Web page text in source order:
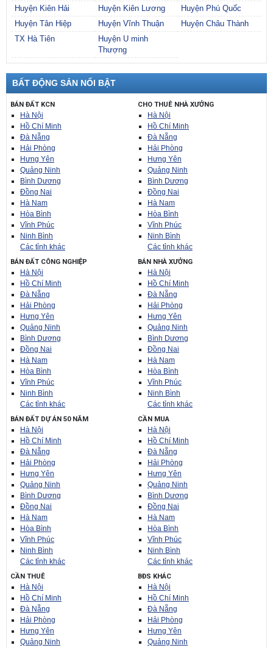
Huyện Kiên Hải
Huyện Kiên Lương
Huyện Phú Quốc
Huyện Tân Hiệp
Huyện Vĩnh Thuận
Huyện Châu Thành
TX Hà Tiên
Huyện U minh
Thượng
BẤT ĐỘNG SẢN NỔI BẬT
BÁN ĐẤT KCN
Hà Nội
Hồ Chí Minh
Đà Nẵng
Hải Phòng
Hưng Yên
Quảng Ninh
Bình Dương
Đồng Nai
Hà Nam
Hòa Bình
Vĩnh Phúc
Ninh Bình
Các tỉnh khác
CHO THUÊ NHÀ XƯỞNG
Hà Nội
Hồ Chí Minh
Đà Nẵng
Hải Phòng
Hưng Yên
Quảng Ninh
Bình Dương
Đồng Nai
Hà Nam
Hòa Bình
Vĩnh Phúc
Ninh Bình
Các tỉnh khác
BÁN ĐẤT CÔNG NGHIỆP
Hà Nội
Hồ Chí Minh
Đà Nẵng
Hải Phòng
Hưng Yên
Quảng Ninh
Bình Dương
Đồng Nai
Hà Nam
Hòa Bình
Vĩnh Phúc
Ninh Bình
Các tỉnh khác
BÁN NHÀ XƯỞNG
Hà Nội
Hồ Chí Minh
Đà Nẵng
Hải Phòng
Hưng Yên
Quảng Ninh
Bình Dương
Đồng Nai
Hà Nam
Hòa Bình
Vĩnh Phúc
Ninh Bình
Các tỉnh khác
BÁN ĐẤT DỰ ÁN 50 NĂM
Hà Nội
Hồ Chí Minh
Đà Nẵng
Hải Phòng
Hưng Yên
Quảng Ninh
Bình Dương
Đồng Nai
Hà Nam
Hòa Bình
Vĩnh Phúc
Ninh Bình
Các tỉnh khác
CẦN MUA
Hà Nội
Hồ Chí Minh
Đà Nẵng
Hải Phòng
Hưng Yên
Quảng Ninh
Bình Dương
Đồng Nai
Hà Nam
Hòa Bình
Vĩnh Phúc
Ninh Bình
Các tỉnh khác
CẦN THUÊ
Hà Nội
Hồ Chí Minh
Đà Nẵng
Hải Phòng
Hưng Yên
Quảng Ninh
BĐS KHÁC
Hà Nội
Hồ Chí Minh
Đà Nẵng
Hải Phòng
Hưng Yên
Quảng Ninh